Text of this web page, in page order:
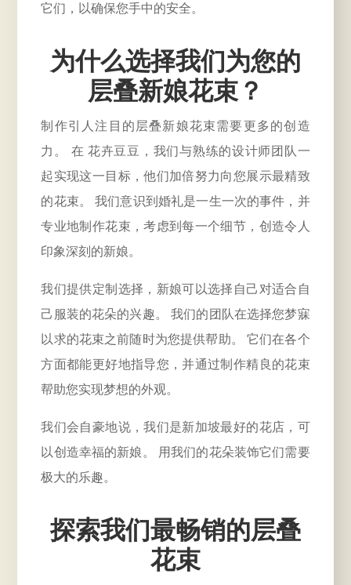
它们，以确保您手中的安全。
为什么选择我们为您的
层叠新娘花束？
制作引人注目的层叠新娘花束需要更多的创造
力。 在 花卉豆豆，我们与熟练的设计师团队一
起实现这一目标，他们加倍努力向您展示最精致
的花束。 我们意识到婚礼是一生一次的事件，并
专业地制作花束，考虑到每一个细节，创造令人
印象深刻的新娘。
我们提供定制选择，新娘可以选择自己对适合自
己服装的花朵的兴趣。 我们的团队在选择您梦寐
以求的花束之前随时为您提供帮助。 它们在各个
方面都能更好地指导您，并通过制作精良的花束
帮助您实现梦想的外观。
我们会自豪地说，我们是新加坡最好的花店，可
以创造幸福的新娘。 用我们的花朵装饰它们需要
极大的乐趣。
探索我们最畅销的层叠
花束